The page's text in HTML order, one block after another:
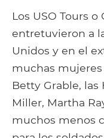
Los USO Tours
entretuvieron a
Unidos y en el
muchas mujeres
Betty Grable,
Miller, Martha
muchos menos